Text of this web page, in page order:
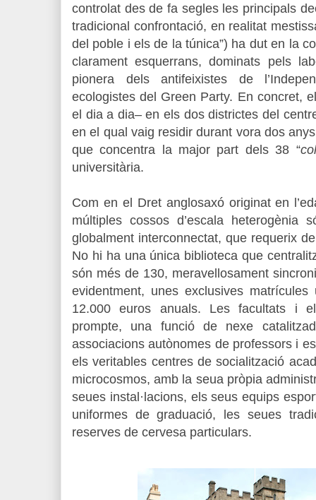
controlat des de fa segles les principals
tradicional confrontació, en realitat
del poble i els de la túnica”) ha dut en la
clarament esquerrans, dominats pels
pionera dels antifeixistes de
ecologistes del Green Party. En concret,
el dia a dia– en els dos districtes del
en el qual vaig residir durant vora dos
que concentra la major part dels 38 “
universitària.
Com en el Dret anglosaxó originat en
múltiples cossos d’escala
globalment interconnectat, que requerix
No hi ha una única biblioteca que
són més de 130, meravellosament
evidentment, unes exclusives
12.000 euros anuals. Les facultats i
prompte, una funció de nexe
associacions autònomes de professors i
els veritables centres de socialització
microcosmos, amb la seua pròpia
seues instal·lacions, els seus equips
uniformes de graduació, les seues
reserves de cervesa particulars.